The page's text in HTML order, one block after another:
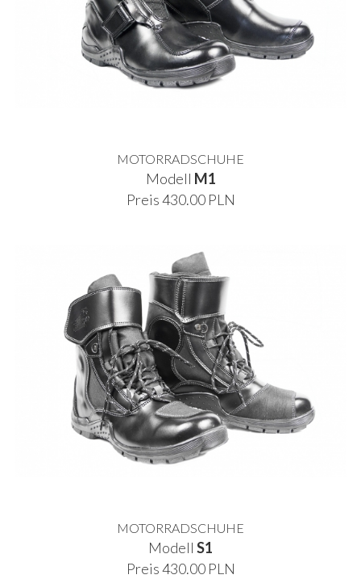
MOTORRADSCHUHE
Modell M1
Preis 430.00 PLN
MOTORRADSCHUHE
Modell S1
Preis 430.00 PLN